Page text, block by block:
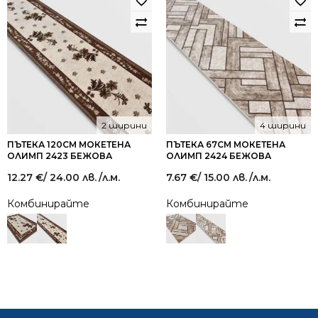
ПЪТЕКА 120СМ МОКЕТЕНА
ОЛИМП 2423 БЕЖОВА
2 ширини
12.27 €/ 24.00 лв./л.м.
Комбинирайте
ПЪТЕКА 67СМ МОКЕТЕНА
ОЛИМП 2424 БЕЖОВА
4 ширини
7.67 €/ 15.00 лв./л.м.
Комбинирайте